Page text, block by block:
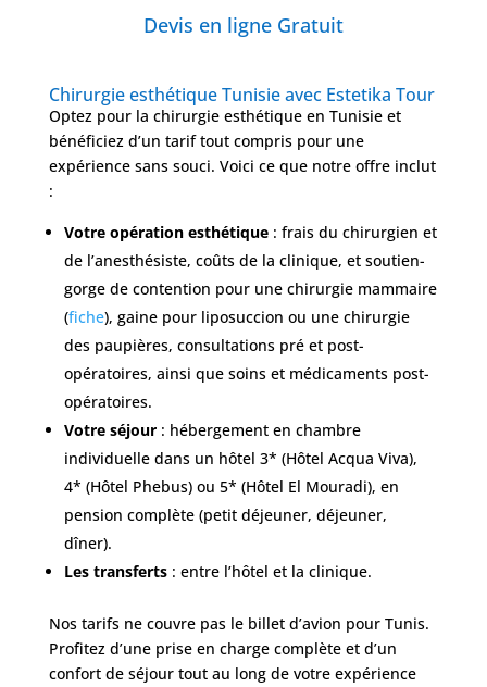
Devis en ligne Gratuit
Chirurgie esthétique Tunisie avec Estetika Tour
Optez pour la chirurgie esthétique en Tunisie et
bénéficiez d’un tarif tout compris pour une
expérience sans souci. Voici ce que notre offre inclut
:
Votre opération esthétique: frais du chirurgien et
de l’anesthésiste, coûts de la clinique, et soutien-
gorge de contention pour une chirurgie mammaire
(fiche), gaine pour liposuccion ou une chirurgie
des paupières, consultations pré et post-
opératoires, ainsi que soins et médicaments post-
opératoires.
Votre séjour: hébergement en chambre
individuelle dans un hôtel 3* (Hôtel Acqua Viva),
4* (Hôtel Phebus) ou 5* (Hôtel El Mouradi), en
pension complète (petit déjeuner, déjeuner,
dîner).
Les transferts: entre l’hôtel et la clinique.
Nos tarifs ne couvre pas le billet d’avion pour Tunis.
Profitez d’une prise en charge complète et d’un
confort de séjour tout au long de votre expérience